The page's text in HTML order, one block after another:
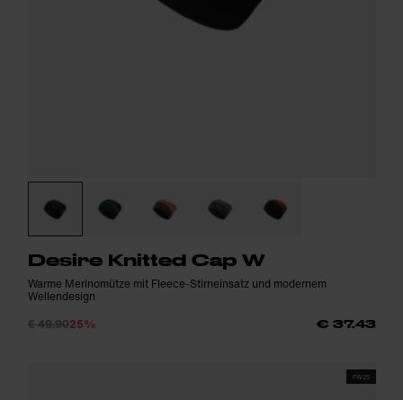
Desire Knitted Cap W
Warme Merinomütze mit Fleece-Stirneinsatz und modernem
Wellendesign
€ 49.9025% € 37.43
FW25